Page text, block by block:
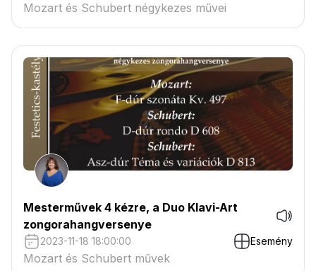
Mozart és Schubert négykezes művei
Mesterművek 4 kézre, a Duo Klavi-Art
zongorahangversenye
2023-11-18 18:00:00 Esemény
Mozart és Schubert művek